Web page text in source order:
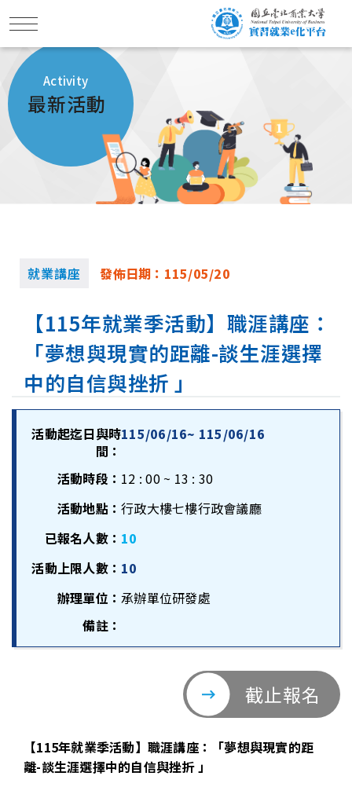
Activity
最新活動
就業講座 發佈日期： 115/05/20
【115年就業季活動】職涯講座：
「夢想與現實的距離-談生涯選擇
中的自信與挫折 」
活動起迄日與時
間：
115/06/16~ 115/06/16
活動時段： 12 : 00 ~ 13 : 30
活動地點： 行政大樓七樓行政會議廳
已報名人數： 10
活動上限人數： 10
辦理單位： 承辦單位研發處
備註：
截止報名
【115年就業季活動】職涯講座：「夢想與現實的距
離-談生涯選擇中的自信與挫折 」